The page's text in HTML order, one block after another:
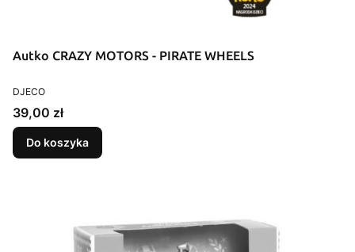
Autko CRAZY MOTORS - PIRATE WHEELS
PRODUCENT
DJECO
Cena
39,00 zł
Do koszyka